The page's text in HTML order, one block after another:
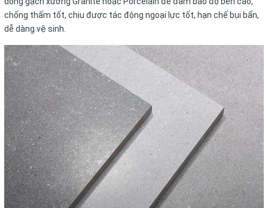
chống thấm tốt, chịu được tác động ngoại lực tốt, hạn chế bụi bẩn,
dễ dàng vệ sinh.